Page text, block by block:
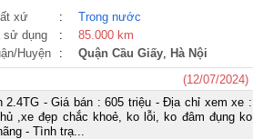
xứ :
Trong nước
sử dụng :
85.000 km
Huyện : Quận Cầu Giấy, Hà Nội
(12/07/2024)
2.4TG - Giá bán : 605 triệu - Địa chỉ xem xe :
,xe đẹp chắc khoẻ, ko lỗi, ko đâm đụng ko
- Tình trạ...